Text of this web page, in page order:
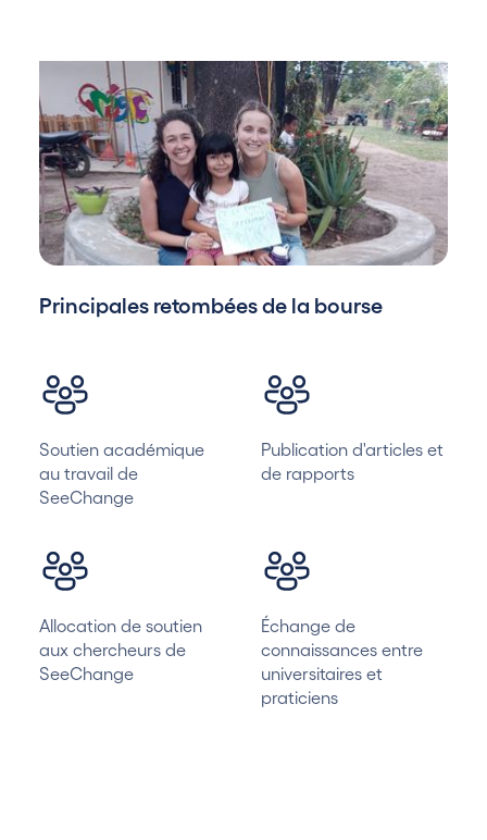
Principales retombées de la bourse
Soutien académique
au travail de
SeeChange
Publication d'articles et
de rapports
Allocation de soutien
aux chercheurs de
SeeChange
Échange de
connaissances entre
universitaires et
praticiens